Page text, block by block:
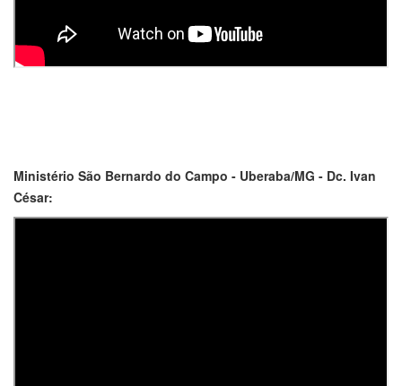
Ministério São Bernardo do Campo - Uberaba/MG - Dc. Ivan
César: